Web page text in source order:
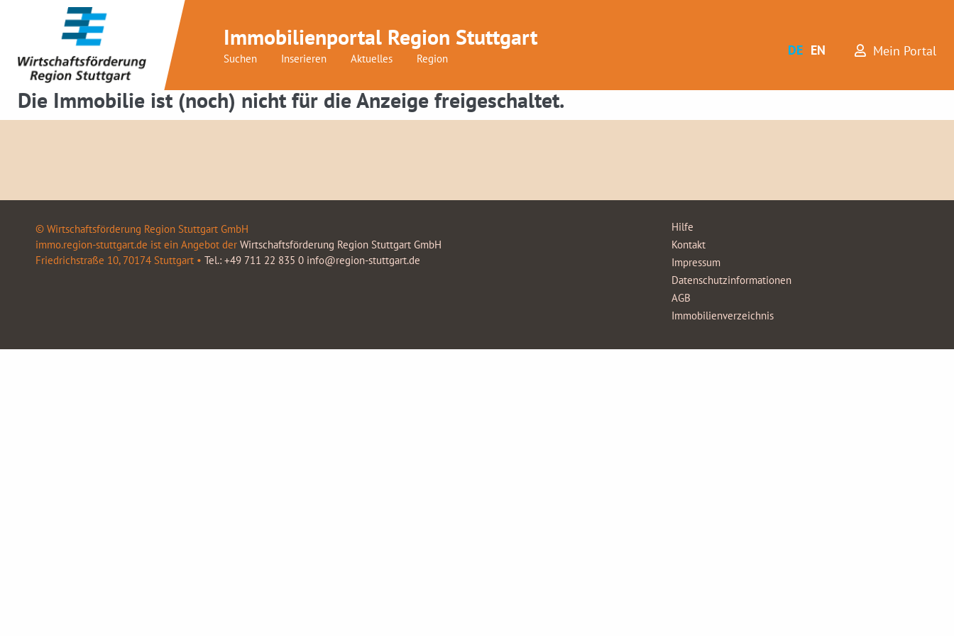
Immobilienportal Region Stuttgart
Suchen Inserieren Aktuelles Region
DE EN Mein Portal
Die Immobilie ist (noch) nicht für die Anzeige freigeschaltet.
© Wirtschaftsförderung Region Stuttgart GmbH
immo.region-stuttgart.de ist ein Angebot der Wirtschaftsförderung Region Stuttgart GmbH
Friedrichstraße 10, 70174 Stuttgart • Tel.: +49 711 22 835 0 info@region-stuttgart.de
Hilfe
Kontakt
Impressum
Datenschutzinformationen
AGB
Immobilienverzeichnis